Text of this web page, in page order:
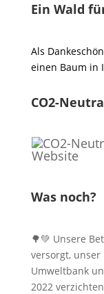
Ein Wald
Als
einen Baum in
CO2-
Was noch?
🌳💚 Unsere
versorgt, unser
Umweltbank
2022